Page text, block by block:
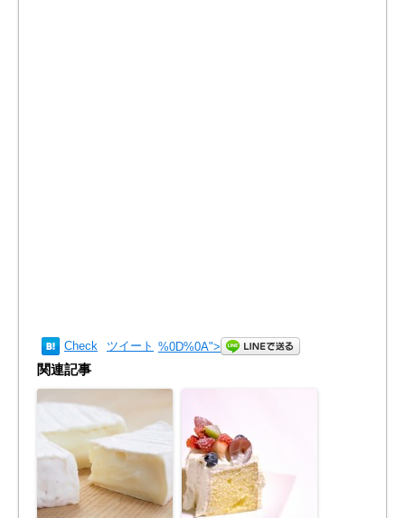
Check ツイート %0D%0A">
関連記事